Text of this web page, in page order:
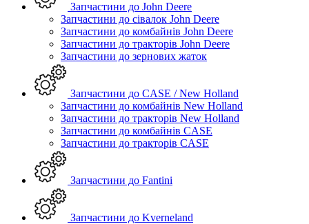
Запчастини до John Deere
Запчастини до сівалок John Deere
Запчастини до комбайнів John Deere
Запчастини до тракторів John Deere
Запчастини до зернових жаток
Запчастини до CASE / New Holland
Запчастини до комбайнів New Holland
Запчастини до тракторів New Holland
Запчастини до комбайнів CASE
Запчастини до тракторів CASE
Запчастини до Fantini
Запчастини до Kverneland